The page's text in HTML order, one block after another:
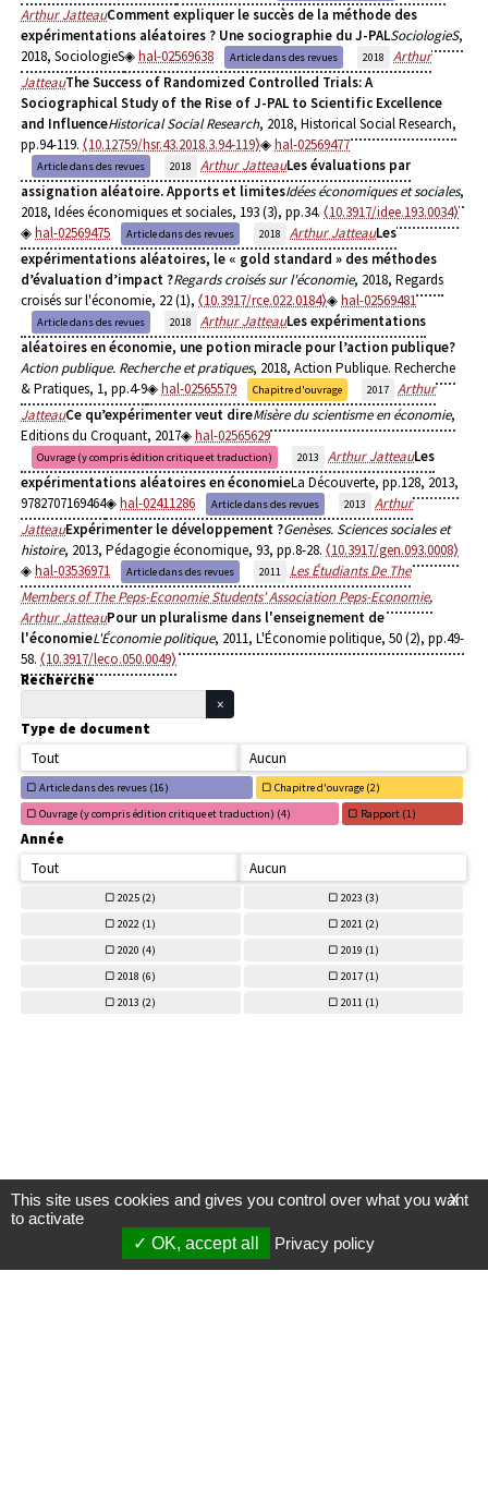
Arthur JatteauComment expliquer le succès de la méthode des
expérimentations aléatoires ? Une sociographie du J-PALSociologieS,
2018, SociologieS
hal-02569638 Article dans des revues 2018
Arthur
JatteauThe Success of Randomized Controlled Trials: A
Sociographical Study of the Rise of J-PAL to Scientific Excellence
and InfluenceHistorical Social Research, 2018, Historical Social Research,
pp.94-119. ⟨10.12759/hsr.43.2018.3.94-119⟩ hal-02569477
Article dans des revues 2018 Arthur JatteauLes évaluations par
assignation aléatoire. Apports et limitesIdées économiques et sociales,
2018, Idées économiques et sociales, 193 (3), pp.34. ⟨10.3917/idee.193.0034⟩
hal-02569475
Article dans des revues 2018 Arthur JatteauLes
expérimentations aléatoires, le « gold standard » des méthodes
d’évaluation d’impact ?Regards croisés sur l'économie, 2018, Regards
croisés sur l'économie, 22 (1), ⟨10.3917/rce.022.0184⟩ hal-02569481
Article dans des revues 2018 Arthur JatteauLes expérimentations
aléatoires en économie, une potion miracle pour l’action publique?
Action publique. Recherche et pratiques, 2018, Action Publique. Recherche
& Pratiques, 1, pp.4-9
hal-02565579 Chapitre d'ouvrage 2017
Arthur
JatteauCe qu’expérimenter veut direMisère du scientisme en économie,
Editions du Croquant, 2017
hal-02565629
Ouvrage (y compris édition critique et traduction) 2013 Arthur JatteauLes
expérimentations aléatoires en économieLa Découverte, pp.128, 2013,
9782707169464
hal-02411286 Article dans des revues 2013
Arthur
JatteauExpérimenter le développement ?Genèses. Sciences sociales et
histoire, 2013, Pédagogie économique, 93, pp.8-28. ⟨10.3917/gen.093.0008⟩
hal-03536971
Article dans des revues 2011
Les Étudiants De The
Members of The Peps-Economie Students' Association Peps-Economie,
Arthur JatteauPour un pluralisme dans l'enseignement de
l'économieL'Économie politique, 2011, L'Économie politique, 50 (2), pp.49-
58. ⟨10.3917/leco.050.0049⟩
Recherche
Type de document
Tout
Aucun
Article dans des revues (16) Chapitre d'ouvrage (2)
Ouvrage (y compris édition critique et traduction) (4) Rapport (1)
Année
Tout
Aucun
2025 (2) 2023 (3)
2022 (1) 2021 (2)
2020 (4) 2019 (1)
2018 (6) 2017 (1)
2013 (2) 2011 (1)
X
This site uses cookies and gives you control over what you want
to activate
OK, accept all
Privacy policy